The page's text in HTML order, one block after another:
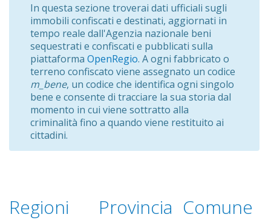
In questa sezione troverai dati ufficiali sugli
immobili confiscati e destinati, aggiornati in
tempo reale dall'Agenzia nazionale beni
sequestrati e confiscati e pubblicati sulla
piattaforma OpenRegio. A ogni fabbricato o
terreno confiscato viene assegnato un codice
m_bene, un codice che identifica ogni singolo
bene e consente di tracciare la sua storia dal
momento in cui viene sottratto alla
criminalità fino a quando viene restituito ai
cittadini.
Regioni Provincia Comune